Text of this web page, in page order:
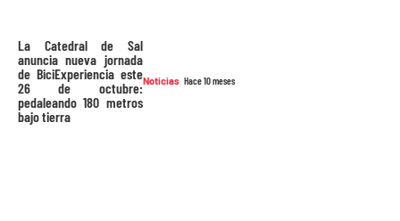
Noticias Hace 10 meses
La Catedral de Sal
anuncia nueva jornada
de BiciExperiencia este
26 de octubre:
pedaleando 180 metros
bajo tierra